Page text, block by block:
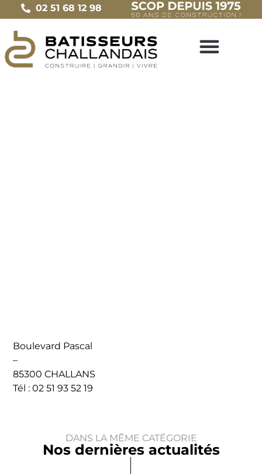
02 51 68 12 98
Boulevard Pascal
–
85300 CHALLANS
Tél : 02 51 93 52 19
DANS LA MÊME CATÉGORIE
Nos dernières actualités